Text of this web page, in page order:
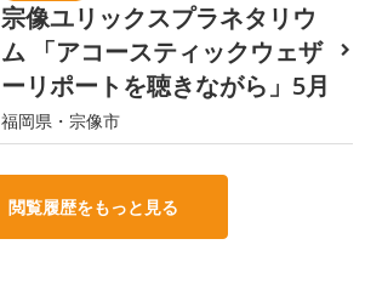
宗像ユリックスプラネタリウ
ム 「アコースティックウェザ
ーリポートを聴きながら」5月
福岡県・宗像市
閲覧履歴をもっと見る